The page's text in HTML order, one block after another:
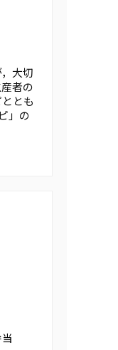
大切
者の
とも
」の